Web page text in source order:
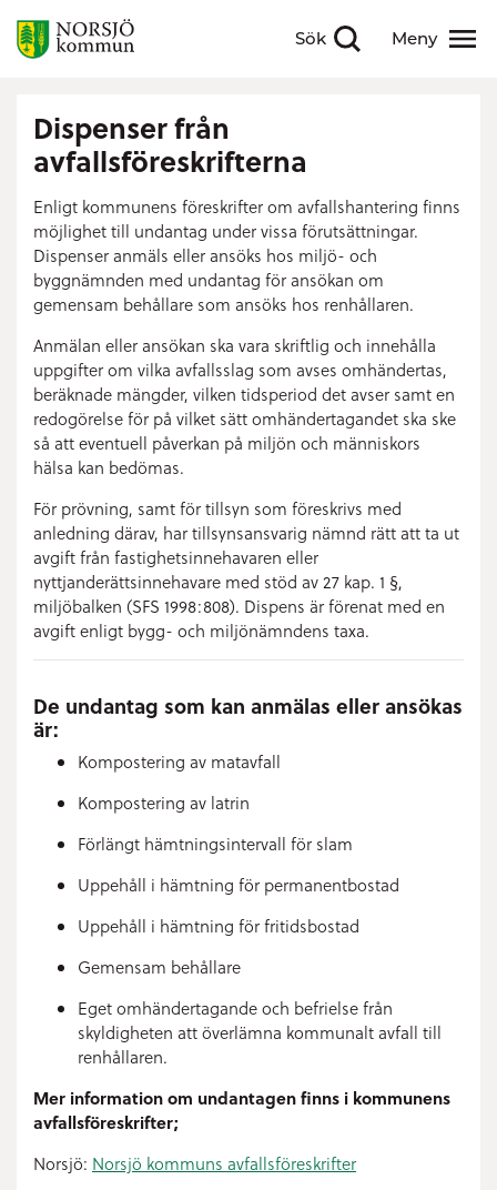
Sök
Visa sökfält Meny
Visa meny
Dispenser från
avfallsföreskrifterna
Enligt kommunens föreskrifter om avfallshantering finns
möjlighet till undantag under vissa förutsättningar.
Dispenser anmäls eller ansöks hos miljö- och
byggnämnden med undantag för ansökan om
gemensam behållare som ansöks hos renhållaren.
Anmälan eller ansökan ska vara skriftlig och innehålla
uppgifter om vilka avfallsslag som avses omhändertas,
beräknade mängder, vilken tidsperiod det avser samt en
redogörelse för på vilket sätt omhändertagandet ska ske
så att eventuell påverkan på miljön och människors
hälsa kan bedömas.
För prövning, samt för tillsyn som föreskrivs med
anledning därav, har tillsynsansvarig nämnd rätt att ta ut
avgift från fastighetsinnehavaren eller
nyttjanderättsinnehavare med stöd av 27 kap. 1 §,
miljöbalken (SFS 1998:808). Dispens är förenat med en
avgift enligt bygg- och miljönämndens taxa.
De undantag som kan anmälas eller ansökas
är:
Kompostering av matavfall
Kompostering av latrin
Förlängt hämtningsintervall för slam
Uppehåll i hämtning för permanentbostad
Uppehåll i hämtning för fritidsbostad
Gemensam behållare
Eget omhändertagande och befrielse från
skyldigheten att överlämna kommunalt avfall till
renhållaren.
Mer information om undantagen finns i kommunens
avfallsföreskrifter;
Norsjö: Norsjö kommuns avfallsföreskrifter